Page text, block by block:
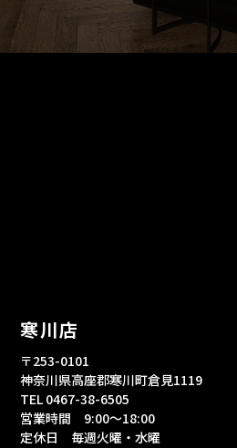
寒川店
〒253-0101
神奈川県高座郡寒川町倉見1119
TEL 0467-38-6505
営業時間 9:00～18:00
定休日 毎週火曜・水曜